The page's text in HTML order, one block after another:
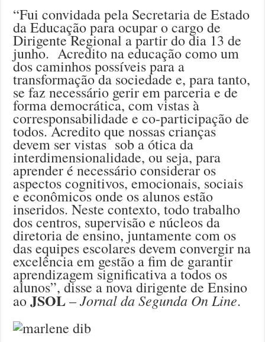
“Fui convidada pela Secretaria de Estado
da Educação para ocupar o cargo de
Dirigente Regional a partir do dia 13 de
junho. Acredito na educação como um
dos caminhos possíveis para a
transformação da sociedade e, para tanto,
se faz necessário gerir em parceria e de
forma democrática, com vistas à
corresponsabilidade e co-participação de
todos. Acredito que nossas crianças
devem ser vistas sob a ótica da
interdimensionalidade, ou seja, para
aprender é necessário considerar os
aspectos cognitivos, emocionais, sociais
e econômicos onde os alunos estão
inseridos. Neste contexto, todo trabalho
dos centros, supervisão e núcleos da
diretoria de ensino, juntamente com os
das equipes escolares devem convergir na
excelência em gestão a fim de garantir
aprendizagem significativa a todos os
alunos”, disse a nova dirigente de Ensino
aoJSOL–Jornal da Segunda On Line.